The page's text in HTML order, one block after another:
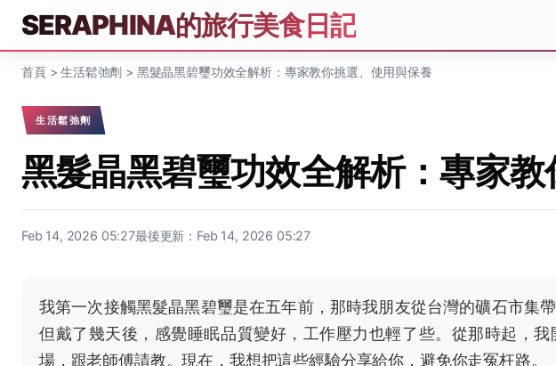
SERAPHINA的旅行美食日記
首頁>生活鬆弛劑 > 黑髮晶黑碧璽功效全解析：專家教你挑選、使用與保養
生活鬆弛劑
黑髮晶黑碧璽功效全解析：專家
Feb 14, 2026 05:27最後更新：Feb 14, 2026 05:27
我第一次接觸黑髮晶黑碧璽是在五年前，那時我朋友從台灣的礦石市集
但戴了幾天後，感覺睡眠品質變好，工作壓力也輕了些。從那時起，
場，跟老師傅請教。現在，我想把這些經驗分享給你，避免你走冤枉路。